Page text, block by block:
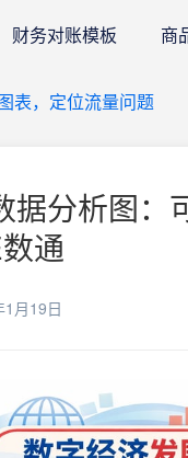
财务对账模板 商
表，定位流量问题
据分析图：
通
月19日